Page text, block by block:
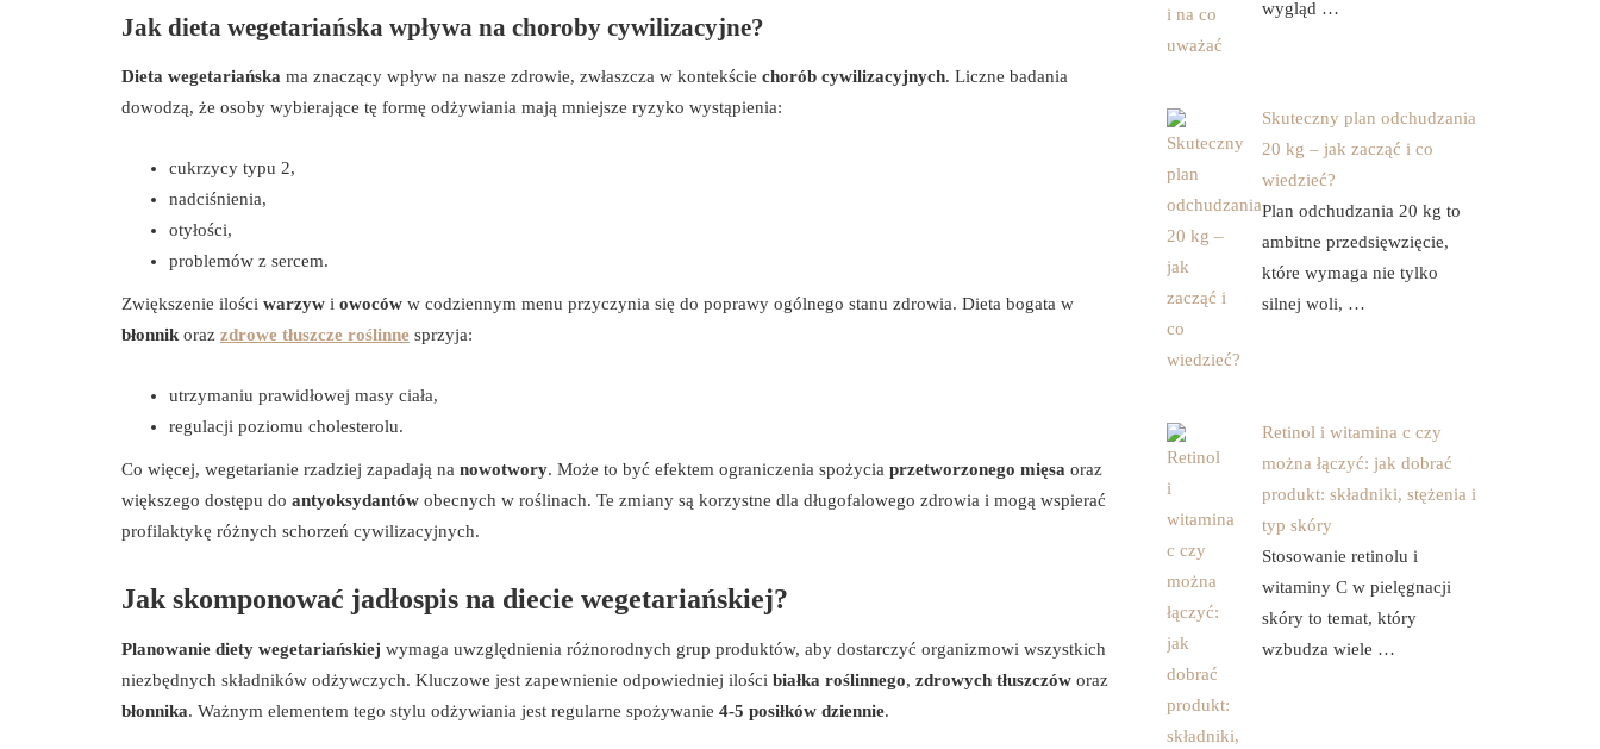
Jak dieta wegetariańska wpływa na choroby cywilizacyjne?
Dieta wegetariańska ma znaczący wpływ na nasze zdrowie, zwłaszcza w kontekście chorób cywilizacyjnych. Liczne badania
dowodzą, że osoby wybierające tę formę odżywiania mają mniejsze ryzyko wystąpienia:
cukrzycy typu 2,
nadciśnienia,
otyłości,
problemów z sercem.
Zwiększenie ilości warzyw i owoców w codziennym menu przyczynia się do poprawy ogólnego stanu zdrowia. Dieta bogata w
błonnik oraz zdrowe tłuszcze roślinne sprzyja:
utrzymaniu prawidłowej masy ciała,
regulacji poziomu cholesterolu.
Co więcej, wegetarianie rzadziej zapadają na nowotwory. Może to być efektem ograniczenia spożycia przetworzonego mięsa oraz
większego dostępu do antyoksydantów obecnych w roślinach. Te zmiany są korzystne dla długofalowego zdrowia i mogą wspierać
profilaktykę różnych schorzeń cywilizacyjnych.
Jak skomponować jadłospis na diecie wegetariańskiej?
Planowanie diety wegetariańskiej wymaga uwzględnienia różnorodnych grup produktów, aby dostarczyć organizmowi wszystkich
niezbędnych składników odżywczych. Kluczowe jest zapewnienie odpowiedniej ilości białka roślinnego, zdrowych tłuszczów oraz
błonnika. Ważnym elementem tego stylu odżywiania jest regularne spożywanie 4-5 posiłków dziennie.
wygląd …
Skuteczny plan odchudzania
20 kg – jak zacząć i co
wiedzieć?
Plan odchudzania 20 kg to
ambitne przedsięwzięcie,
które wymaga nie tylko
silnej woli, …
Retinol i witamina c czy
można łączyć: jak dobrać
produkt: składniki, stężenia i
typ skóry
Stosowanie retinolu i
witaminy C w pielęgnacji
skóry to temat, który
wzbudza wiele …